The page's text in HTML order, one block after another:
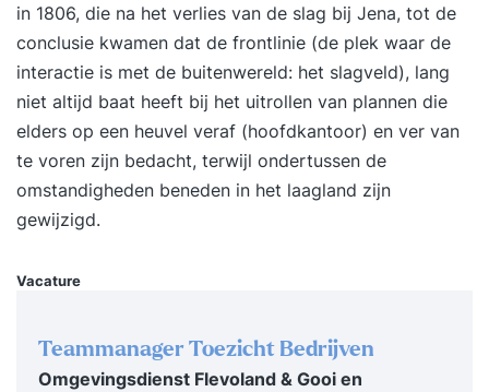
in 1806, die na het verlies van de slag bij Jena, tot de
conclusie kwamen dat de frontlinie (de plek waar de
interactie is met de buitenwereld: het slagveld), lang
niet altijd baat heeft bij het uitrollen van plannen die
elders op een heuvel veraf (hoofdkantoor) en ver van
te voren zijn bedacht, terwijl ondertussen de
omstandigheden beneden in het laagland zijn
gewijzigd.
Vacature
Teammanager Toezicht Bedrijven
Omgevingsdienst Flevoland & Gooi en